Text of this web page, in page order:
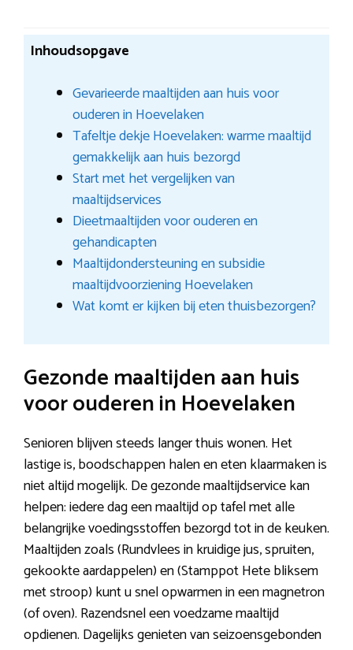
Inhoudsopgave
Gevarieerde maaltijden aan huis voor
ouderen in Hoevelaken
Tafeltje dekje Hoevelaken: warme maaltijd
gemakkelijk aan huis bezorgd
Start met het vergelijken van
maaltijdservices
Dieetmaaltijden voor ouderen en
gehandicapten
Maaltijdondersteuning en subsidie
maaltijdvoorziening Hoevelaken
Wat komt er kijken bij eten thuisbezorgen?
Gezonde maaltijden aan huis
voor ouderen in Hoevelaken
Senioren blijven steeds langer thuis wonen. Het
lastige is, boodschappen halen en eten klaarmaken is
niet altijd mogelijk. De gezonde maaltijdservice kan
helpen: iedere dag een maaltijd op tafel met alle
belangrijke voedingsstoffen bezorgd tot in de keuken.
Maaltijden zoals (Rundvlees in kruidige jus, spruiten,
gekookte aardappelen) en (Stamppot Hete bliksem
met stroop) kunt u snel opwarmen in een magnetron
(of oven). Razendsnel een voedzame maaltijd
opdienen. Dagelijks genieten van seizoensgebonden